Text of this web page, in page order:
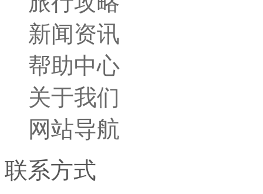
新闻资讯
帮助中心
关于我们
网站导航
联系方式